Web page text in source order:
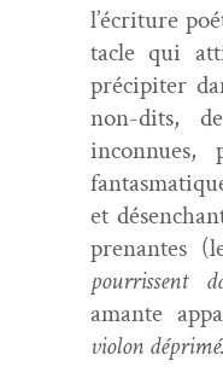
l’écriture
ta­cle qui
pré­cip­iter
non-dits,
incon­nues,
et
prenantes
pour­ris­sent
amante
vio­lon